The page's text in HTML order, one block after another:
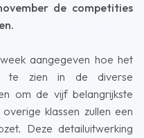
de competities
aangegeven hoe het
te zien in de diverse
om de vijf belangrijkste
klassen zullen een
Deze detailuitwerking